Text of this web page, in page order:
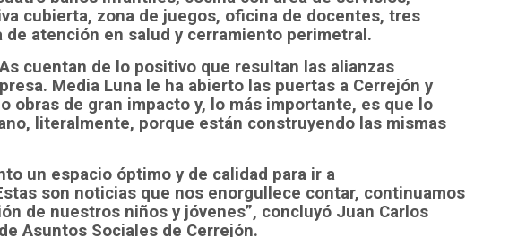
cubierta, zona de juegos, oficina de docentes, tres
de atención en salud y cerramiento perimetral.
cuentan de lo positivo que resultan las alianzas
Media Luna le ha abierto las puertas a Cerrejón y
obras de gran impacto y, lo más importante, es que lo
literalmente, porque están construyendo las mismas
un espacio óptimo y de calidad para ir a
son noticias que nos enorgullece contar, continuamos
de nuestros niños y jóvenes”, concluyó Juan Carlos
Asuntos Sociales de Cerrejón.